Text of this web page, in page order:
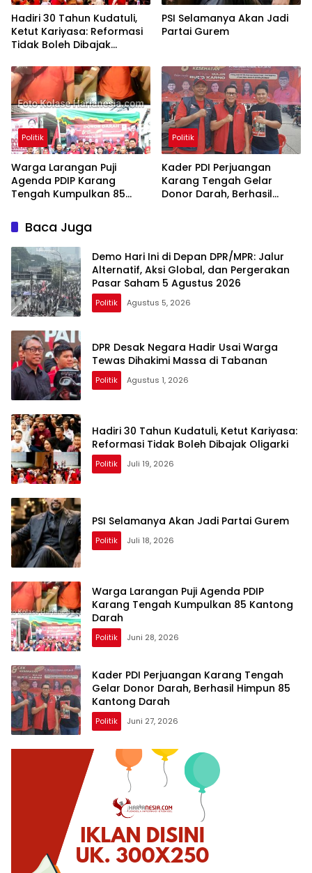
Hadiri 30 Tahun Kudatuli,
Ketut Kariyasa: Reformasi
Tidak Boleh Dibajak
PSI Selamanya Akan Jadi
Partai Gurem
Politik
Warga Larangan Puji
Agenda PDIP Karang
Tengah Kumpulkan 85
Politik
Kader PDI Perjuangan
Karang Tengah Gelar
Donor Darah, Berhasil
Baca Juga
Demo Hari Ini di Depan DPR/MPR: Jalur
Alternatif, Aksi Global, dan Pergerakan
Pasar Saham 5 Agustus 2026
Politik Agustus 5, 2026
DPR Desak Negara Hadir Usai Warga
Tewas Dihakimi Massa di Tabanan
Politik Agustus 1, 2026
Hadiri 30 Tahun Kudatuli, Ketut Kariyasa:
Reformasi Tidak Boleh Dibajak Oligarki
Politik Juli 19, 2026
PSI Selamanya Akan Jadi Partai Gurem
Politik Juli 18, 2026
Warga Larangan Puji Agenda PDIP
Karang Tengah Kumpulkan 85 Kantong
Darah
Politik Juni 28, 2026
Kader PDI Perjuangan Karang Tengah
Gelar Donor Darah, Berhasil Himpun 85
Kantong Darah
Politik Juni 27, 2026